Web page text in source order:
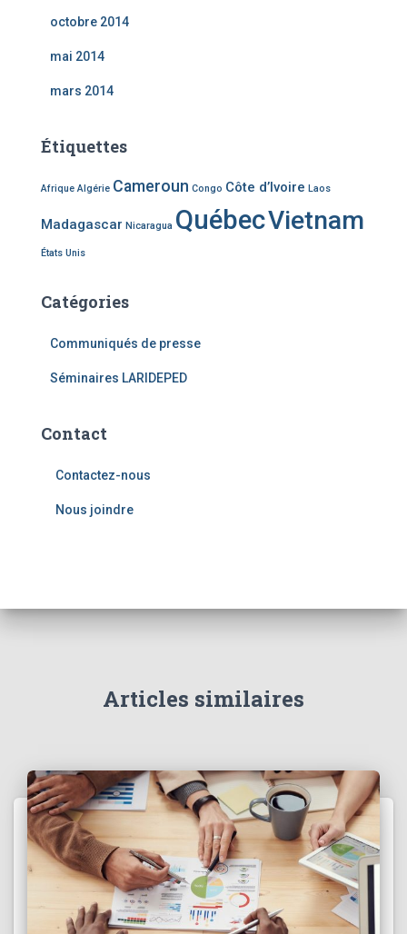
octobre 2014
mai 2014
mars 2014
Étiquettes
Afrique Algérie Cameroun Congo Côte d’Ivoire Laos
Madagascar Nicaragua QuébecVietnam
États Unis
Catégories
Communiqués de presse
Séminaires LARIDEPED
Contact
Contactez-nous
Nous joindre
Articles similaires